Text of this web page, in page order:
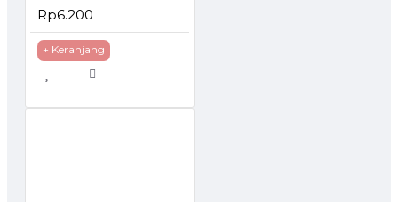
Rp6.200
+ Keranjang